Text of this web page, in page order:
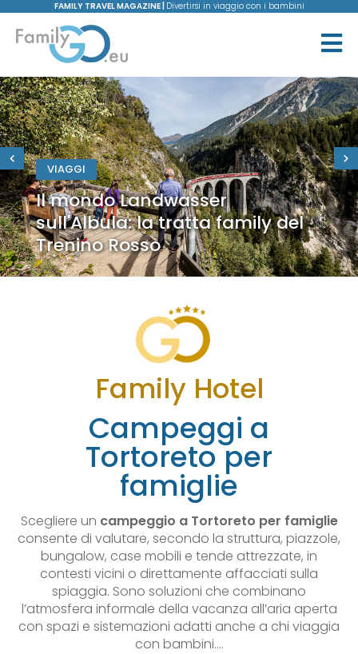
FAMILY TRAVEL MAGAZINE | Divertirsi in viaggio con i bambini
VIAGGI
Il mondo Landwasser
sull'Albula: la tratta family del
Trenino Rosso
Family Hotel
Campeggi a
Tortoreto per
famiglie
Scegliere un campeggio a Tortoreto per famiglie
consente di valutare, secondo la struttura, piazzole,
bungalow, case mobili e tende attrezzate, in
contesti vicini o direttamente affacciati sulla
spiaggia. Sono soluzioni che combinano
l’atmosfera informale della vacanza all’aria aperta
con spazi e sistemazioni adatti anche a chi viaggia
con bambini.…